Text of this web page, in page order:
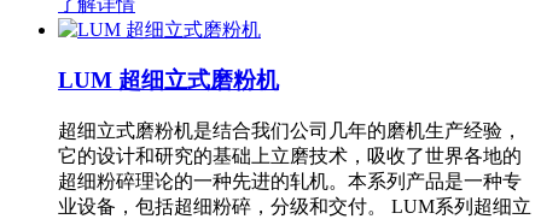
LUM 超细立式磨粉机
超细立式磨粉机是结合我们公司几年的磨机生产经验，
它的设计和研究的基础上立磨技术，吸收了世界各地的
超细粉碎理论的一种先进的轧机。本系列产品是一种专
业设备，包括超细粉碎，分级和交付。 LUM系列超细立